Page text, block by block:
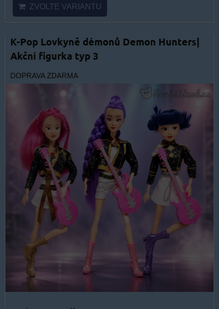
ZVOLTE VARIANTU
K-Pop Lovkyně démonů Demon Hunters|
Akční figurka typ 3
DOPRAVA ZDARMA